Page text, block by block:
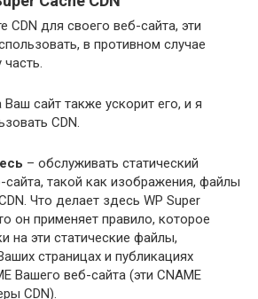
CDN для своего веб-сайта, эти
в противном случае
сайт также ускорит его, и я
CDN.
– обслуживать статический
сайта, такой как изображения, файлы
Что делает здесь WP Super
он применяет правило, которое
на эти статические файлы,
страницах и публикациях
Вашего веб-сайта (эти CNAME
CDN).